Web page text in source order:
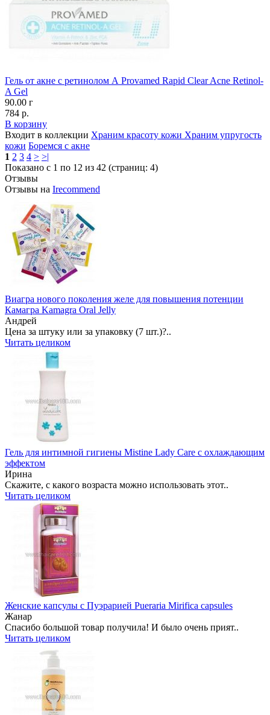
Гель от акне с ретинолом А Provamed Rapid Clear Acne Retinol-
A Gel
90.00 г
784 р.
В корзину
Входит в коллекции Храним красоту кожи Храним упругость
кожи Боремся с акне
1 2 3 4 > >|
Показано с 1 по 12 из 42 (страниц: 4)
Отзывы
Отзывы на Irecommend
Виагра нового поколения желе для повышения потенции
Камагра Kamagra Oral Jelly
Андрей
Цена за штуку или за упаковку (7 шт.)?..
Читать целиком
Гель для интимной гигиены Mistine Lady Care c охлаждающим
эффектом
Ирина
Скажите, с какого возраста можно использовать этот..
Читать целиком
Женские капсулы с Пуэрарией Pueraria Mirifica capsules
Жанар
Спасибо большой товар получила! И было очень прият..
Читать целиком